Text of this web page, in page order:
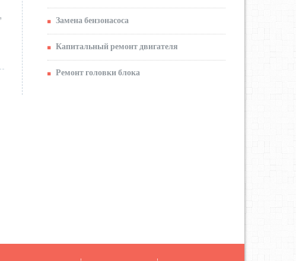
Замена бензонасоса
Капитальный ремонт двигателя
Ремонт головки блока